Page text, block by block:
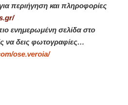
περιήγηση και πληροφορίες
ενημερωμένη σελίδα στο
να δεις φωτογραφίες…
ose.veroia/